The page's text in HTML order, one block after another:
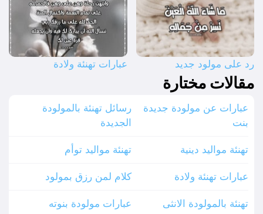
رد على مولود جديد عبارات تهنئة ولادة
مقالات مختارة
عبارات عن مولودة جديدة
بنت
تهنئة مواليد دينية
عبارات تهنئة ولادة
تهنئة بالمولودة الانثى
رسائل تهنئة بالمولودة
الجديدة
تهنئة مواليد توأم
كلام لمن رزق بمولود
عبارات مولودة بنوته